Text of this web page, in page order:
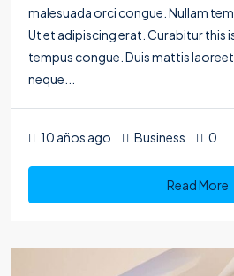
malesuada orci congue. Nullam
Ut et adipiscing erat. Curabitur this
tempus congue. Duis mattis
neque...
10 años ago Business 0
Read More